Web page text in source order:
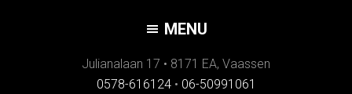
Julianalaan 17 • 8171 EA, Vaassen
0578-616124 • 06-50991061